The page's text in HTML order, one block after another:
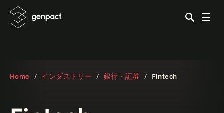
Home インダストリー 銀行・証券 Fintech